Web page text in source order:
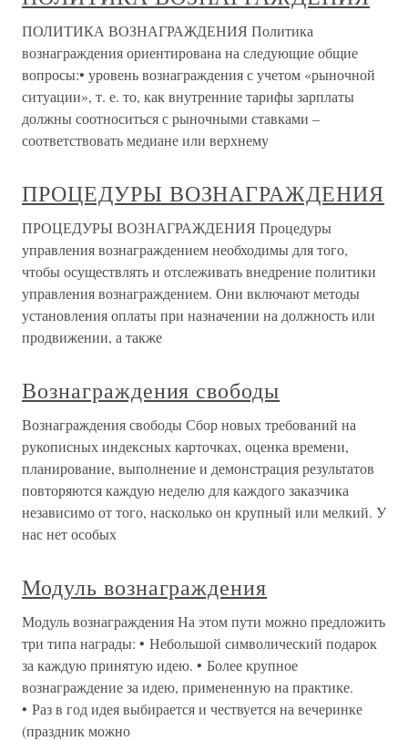
ПОЛИТИКА ВОЗНАГРАЖДЕНИЯ Политика
вознаграждения ориентирована на следующие общие
вопросы:• уровень вознаграждения с учетом «рыночной
ситуации», т. е. то, как внутренние тарифы зарплаты
должны соотноситься с рыночными ставками –
соответствовать медиане или верхнему
ПРОЦЕДУРЫ ВОЗНАГРАЖДЕНИЯ
ПРОЦЕДУРЫ ВОЗНАГРАЖДЕНИЯ Процедуры
управления вознаграждением необходимы для того,
чтобы осуществлять и отслеживать внедрение политики
управления вознаграждением. Они включают методы
установления оплаты при назначении на должность или
продвижении, а также
Вознаграждения свободы
Вознаграждения свободы Сбор новых требований на
рукописных индексных карточках, оценка времени,
планирование, выполнение и демонстрация результатов
повторяются каждую неделю для каждого заказчика
независимо от того, насколько он крупный или мелкий. У
нас нет особых
Модуль вознаграждения
Модуль вознаграждения На этом пути можно предложить
три типа награды: • Небольшой символический подарок
за каждую принятую идею. • Более крупное
вознаграждение за идею, примененную на практике.
• Раз в год идея выбирается и чествуется на вечеринке
(праздник можно